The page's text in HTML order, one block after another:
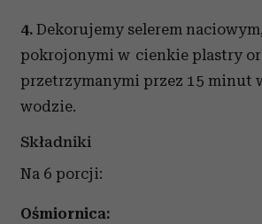
4. Dekorujemy selerem
pokrojonymi w cienkie plastry
przetrzymanymi przez 15 minut
wodzie.
Składniki
Na 6 porcji:
Ośmiornica: